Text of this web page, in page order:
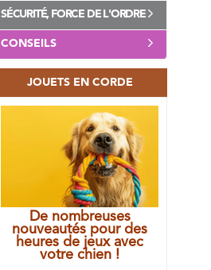
SÉCURITÉ, FORCE DE L'ORDRE
CONSEILS
JOUETS EN CORDE
De nombreuses
nouveautés pour des
heures de jeux avec
votre chien !